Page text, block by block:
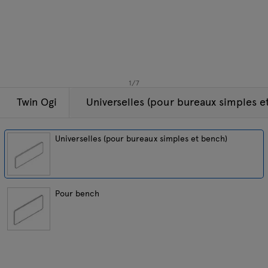
1/7
Twin Ogi
Universelles (pour bureaux simples et bench)
Pour bench
Universelles (pour bureaux simples